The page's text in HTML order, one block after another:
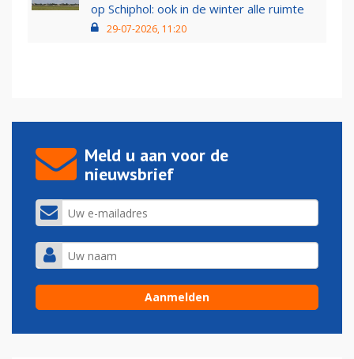
op Schiphol: ook in de winter alle ruimte
29-07-2026, 11:20
Meld u aan voor de
nieuwsbrief